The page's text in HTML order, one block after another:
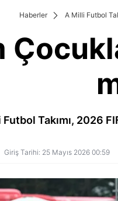
Haberler A Milli Futbol
Takımı, 2026
Giriş Tarihi: 25 Mayıs 2026 00:59